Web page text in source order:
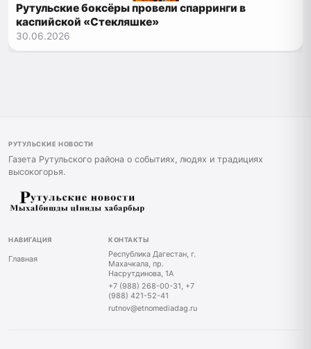
Рутульские боксёры провели спарринги в
каспийской «Стекляшке»
30.06.2026
РУТУЛЬСКИЕ НОВОСТИ
Газета Рутульского района о событиях, людях и традициях
высокогорья.
НАВИГАЦИЯ
Главная
КОНТАКТЫ
Республика Дагестан, г.
Махачкала, пр.
Насрутдинова, 1А
+7 (988) 268-00-31, +7
(988) 421-52-41
rutnov@etnomediadag.ru